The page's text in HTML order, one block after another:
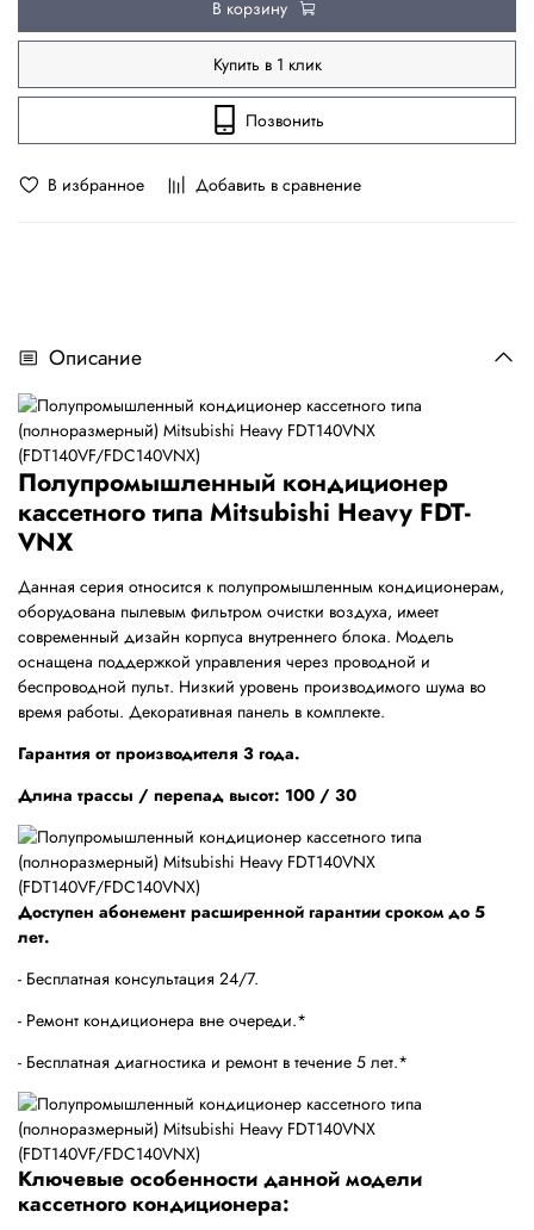
В избранное Добавить в сравнение
В корзину
Купить в 1 клик
Позвонить
Описание
Полупромышленный кондиционер
кассетного типа Mitsubishi Heavy FDT-
VNX
Данная серия относится к полупромышленным кондиционерам,
оборудована пылевым фильтром очистки воздуха, имеет
современный дизайн корпуса внутреннего блока. Модель
оснащена поддержкой управления через проводной и
беспроводной пульт. Низкий уровень производимого шума во
время работы. Декоративная панель в комплекте.
Гарантия от производителя 3 года.
Длина трассы / перепад высот: 100 / 30
Доступен абонемент расширенной гарантии сроком до 5
лет.
- Бесплатная консультация 24/7.
- Ремонт кондиционера вне очереди.*
- Бесплатная диагностика и ремонт в течение 5 лет.*
Ключевые особенности данной модели
кассетного кондиционера: